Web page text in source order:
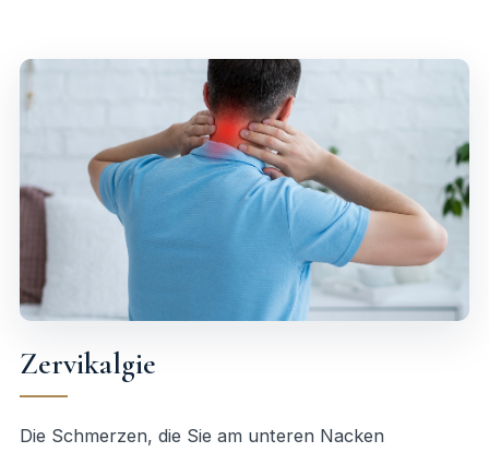
Zervikalgie
Die Schmerzen, die Sie am unteren Nacken